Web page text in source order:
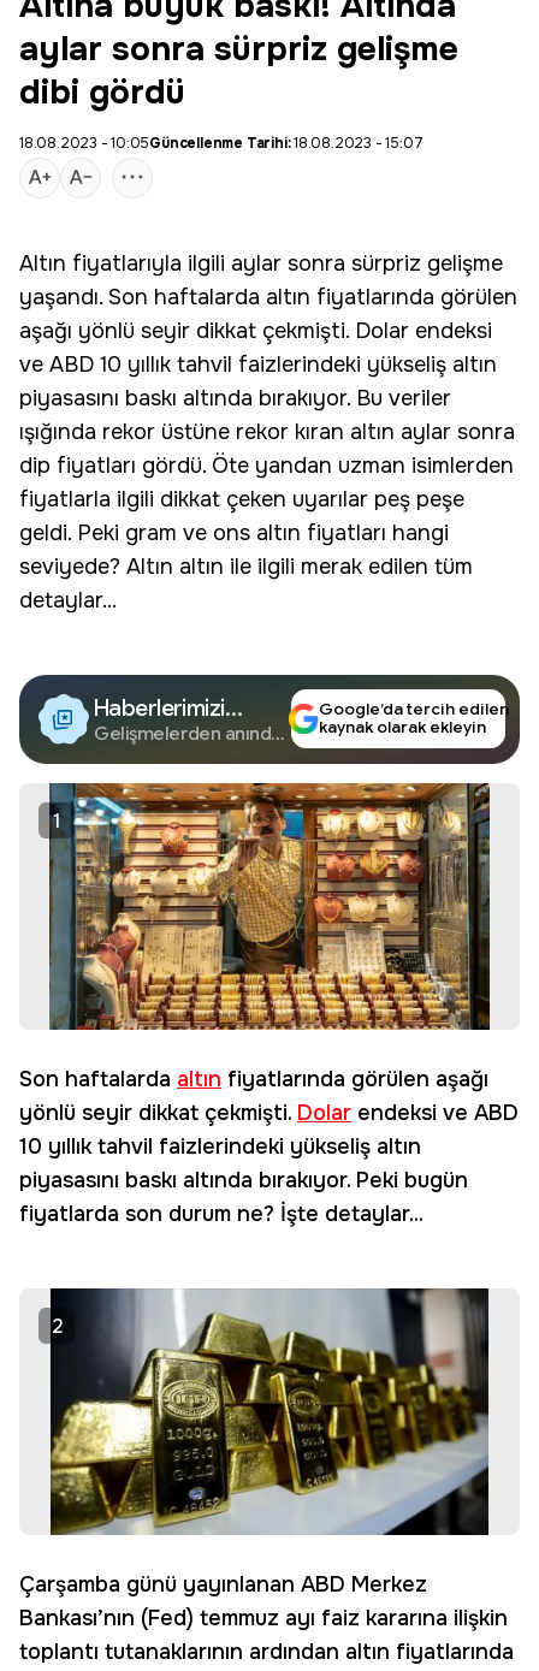
aylar sonra sürpriz gelişme
dibi gördü
18.08.2023 - 10:05Güncellenme Tarihi:18.08.2023 - 15:07
Altın fiyatlarıyla ilgili aylar sonra sürpriz gelişme
yaşandı. Son haftalarda altın fiyatlarında görülen
aşağı yönlü seyir dikkat çekmişti. Dolar endeksi
ve ABD 10 yıllık tahvil faizlerindeki yükseliş altın
piyasasını baskı altında bırakıyor. Bu veriler
ışığında rekor üstüne rekor kıran altın aylar sonra
dip fiyatları gördü. Öte yandan uzman isimlerden
fiyatlarla ilgili dikkat çeken uyarılar peş peşe
geldi. Peki gram ve ons altın fiyatları hangi
seviyede? Altın altın ile ilgili merak edilen tüm
detaylar...
Haberlerimizi
Google'da Takip
Edin
Gelişmelerden anında
Google’da tercih edilen
kaynak olarak ekleyin
1
Son haftalarda altın fiyatlarında görülen aşağı
yönlü seyir dikkat çekmişti. Dolar endeksi ve ABD
10 yıllık tahvil faizlerindeki yükseliş altın
piyasasını baskı altında bırakıyor. Peki bugün
fiyatlarda son durum ne? İşte detaylar...
2
Çarşamba günü yayınlanan ABD Merkez
Bankası’nın (Fed) temmuz ayı faiz kararına ilişkin
toplantı tutanaklarının ardından altın fiyatlarında